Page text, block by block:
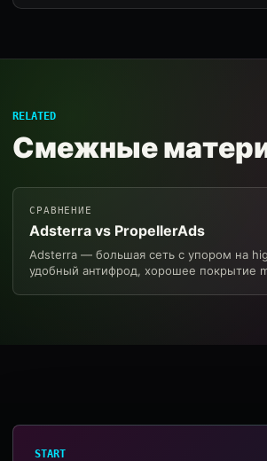
RELATED
Смежные
СРАВНЕНИЕ
Adsterra vs PropellerAds
Adsterra — большая сеть с упором на
удобный антифрод, хорошее покрытие
START